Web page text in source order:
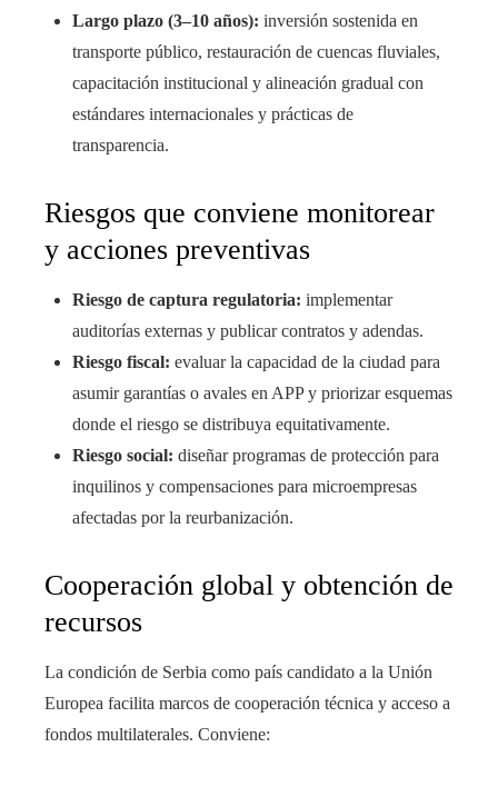
Largo plazo (3–10 años): inversión sostenida en
transporte público, restauración de cuencas fluviales,
capacitación institucional y alineación gradual con
estándares internacionales y prácticas de
transparencia.
Riesgos que conviene monitorear
y acciones preventivas
Riesgo de captura regulatoria: implementar
auditorías externas y publicar contratos y adendas.
Riesgo fiscal: evaluar la capacidad de la ciudad para
asumir garantías o avales en APP y priorizar esquemas
donde el riesgo se distribuya equitativamente.
Riesgo social: diseñar programas de protección para
inquilinos y compensaciones para microempresas
afectadas por la reurbanización.
Cooperación global y obtención de
recursos
La condición de Serbia como país candidato a la Unión
Europea facilita marcos de cooperación técnica y acceso a
fondos multilaterales. Conviene: